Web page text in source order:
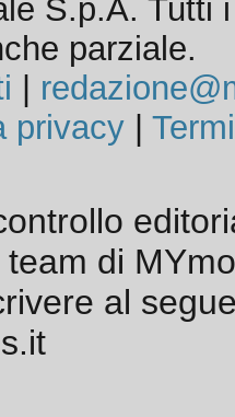
S.p.A. Tutti
parziale.
privacy|
di
al